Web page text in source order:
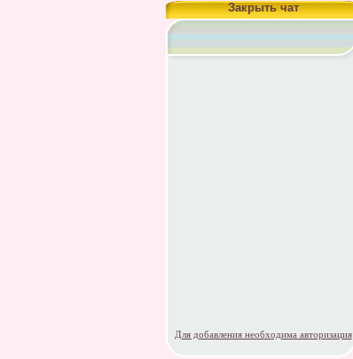
Закрыть чат
Для добавления необходима авторизация